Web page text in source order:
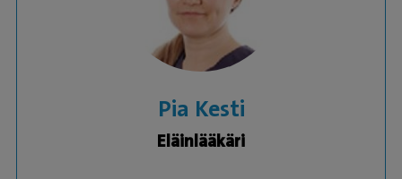
Pia Kesti
Eläinlääkäri